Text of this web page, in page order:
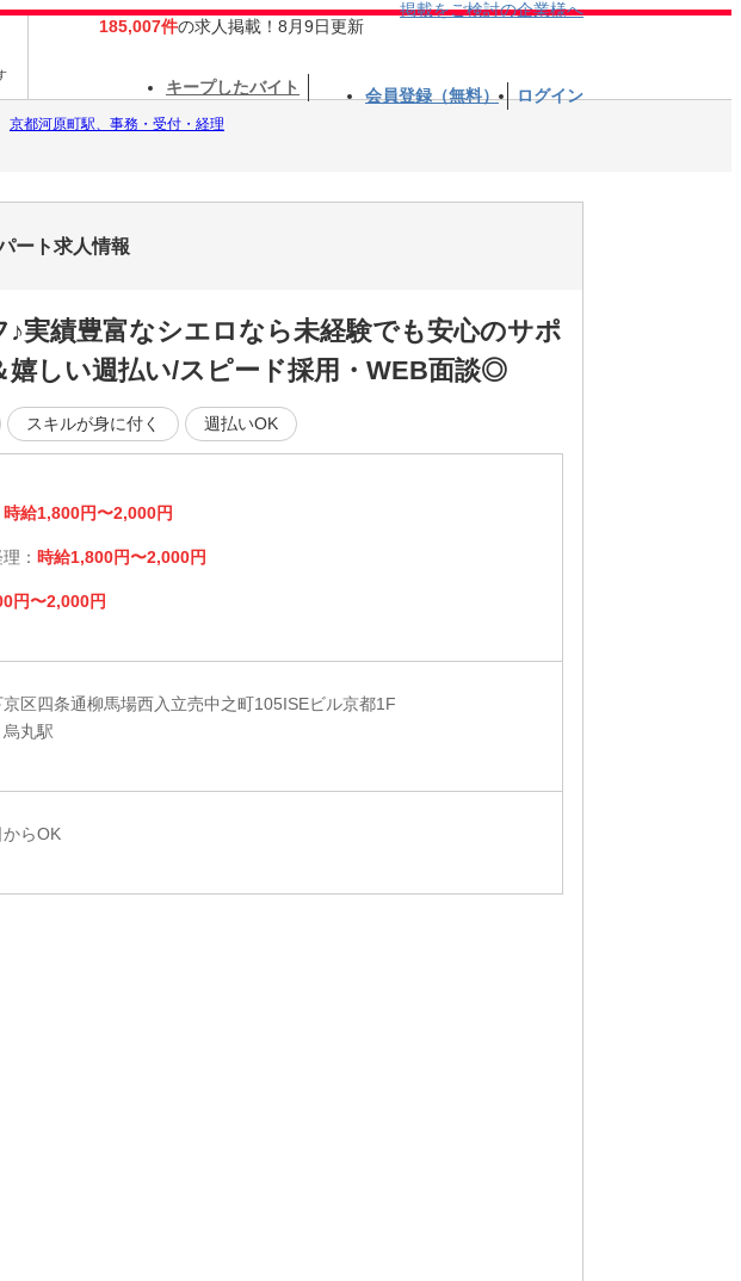
185,007件の求人掲載！8月9日更新
掲載をご検討の企業様へ
キープしたバイト 会員登録（無料） ログイン
京都河原町駅、事務・受付・経理
ート求人情報
績豊富なシエロなら未経験でも安心のサポ
しい週払い/スピード採用・WEB面談◎
スキルが身に付く 週払いOK
時給1,800円〜2,000円
： 時給1,800円〜2,000円
円〜2,000円
区四条通柳馬場西入立売中之町105ISEビル京都1F
丸駅
らOK